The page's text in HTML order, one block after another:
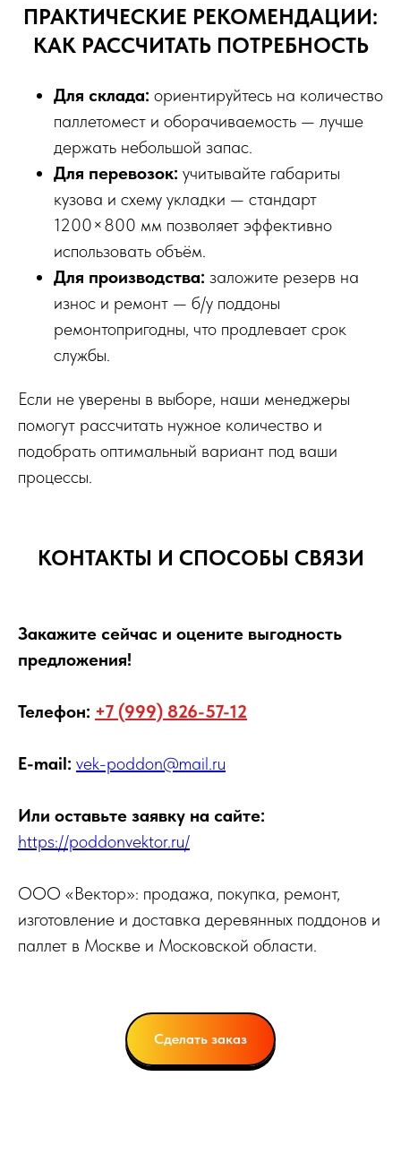
ПРАКТИЧЕСКИЕ РЕКОМЕНДАЦИИ:
КАК РАССЧИТАТЬ ПОТРЕБНОСТЬ
Для склада: ориентируйтесь на количество
паллетомест и оборачиваемость — лучше
держать небольшой запас.
Для перевозок: учитывайте габариты
кузова и схему укладки — стандарт
1200×800 мм позволяет эффективно
использовать объём.
Для производства: заложите резерв на
износ и ремонт — б/у поддоны
ремонтопригодны, что продлевает срок
службы.
Если не уверены в выборе, наши менеджеры
помогут рассчитать нужное количество и
подобрать оптимальный вариант под ваши
процессы.
КОНТАКТЫ И СПОСОБЫ СВЯЗИ
Закажите сейчас и оцените выгодность
предложения!
Телефон: +7 (999) 826-57-12
E-mail: vek-poddon@mail.ru
Или оставьте заявку на сайте:
https://poddonvektor.ru/
ООО «Вектор»: продажа, покупка, ремонт,
изготовление и доставка деревянных поддонов и
паллет в Москве и Московской области.
Сделать заказ